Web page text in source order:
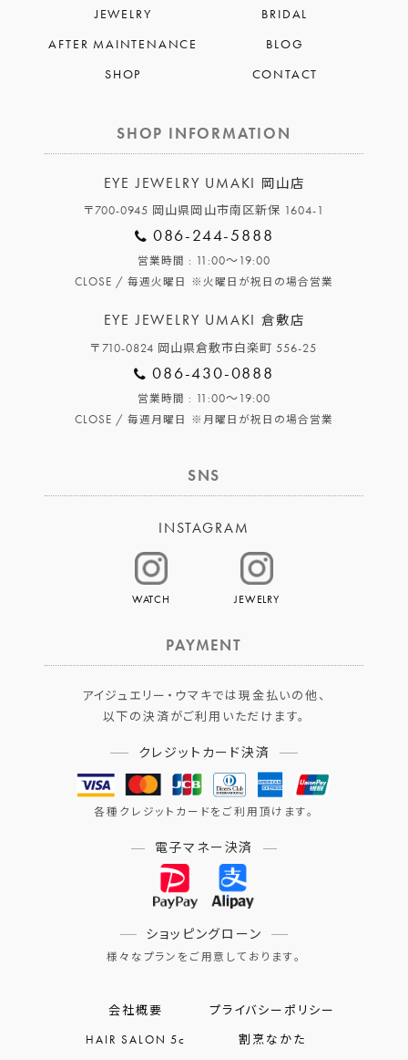
JEWELRY
BRIDAL
AFTER MAINTENANCE
BLOG
SHOP
CONTACT
SHOP INFORMATION
EYE JEWELRY UMAKI 岡山店
〒700-0945 岡山県岡山市南区新保 1604-1
086-244-5888
営業時間 : 11:00～19:00
CLOSE /毎週火曜日 ※火曜日が祝日の場合営業
EYE JEWELRY UMAKI 倉敷店
〒710-0824 岡山県倉敷市白楽町 556-25
086-430-0888
営業時間 : 11:00～19:00
CLOSE /毎週月曜日 ※月曜日が祝日の場合営業
SNS
INSTAGRAM
WATCH JEWELRY
PAYMENT
アイジュエリー・ウマキでは現金払いの他、
以下の決済がご利用いただけます。
クレジットカード決済
各種クレジットカードをご利用頂けます。
電子マネー決済
ショッピングローン
様々なプランをご用意しております。
会社概要
プライバシーポリシー
HAIR SALON 5c
割烹なかた